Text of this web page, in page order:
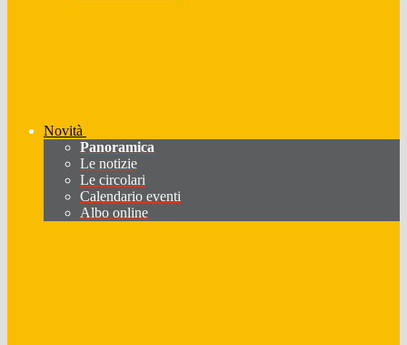
Novità
Panoramica
Le notizie
Le circolari
Calendario eventi
Albo online